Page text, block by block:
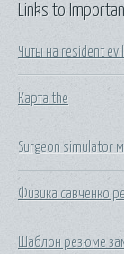
Links to
Читы на resident
Карта the
Surgeon simulator
Физика савченко
Шаблон резюме